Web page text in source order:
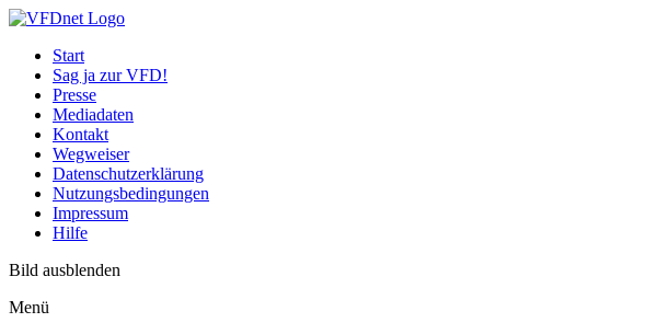
Start
Sag ja zur VFD!
Presse
Mediadaten
Kontakt
Wegweiser
Datenschutzerklärung
Nutzungsbedingungen
Impressum
Hilfe
Bild ausblenden
Menü